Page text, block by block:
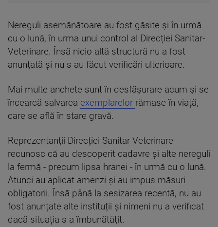
Nereguli asemănătoare au fost găsite și în urmă
cu o lună, în urma unui control al Direcției Sanitar-
Veterinare. Însă nicio altă structură nu a fost
anunțată și nu s-au făcut verificări ulterioare.
Mai multe anchete sunt în desfășurare acum și se
încearcă salvarea exemplarelor rămase în viață,
care se află în stare gravă.
Reprezentanții Direcției Sanitar-Veterinare
recunosc că au descoperit cadavre și alte nereguli
la fermă - precum lipsa hranei - în urmă cu o lună.
Atunci au aplicat amenzi și au impus măsuri
obligatorii. Însă până la sesizarea recentă, nu au
fost anunțate alte instituții și nimeni nu a verificat
dacă situația s-a îmbunătățit.